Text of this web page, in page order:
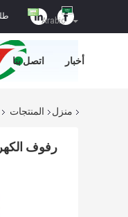
Arabic
اتصل بنا أخبار
منزل
المنتجات
رفوف